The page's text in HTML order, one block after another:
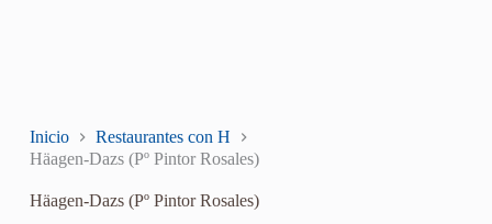
Inicio
Restaurantes con H
Häagen-Dazs (Pº Pintor Rosales)
Häagen-Dazs (Pº Pintor Rosales)